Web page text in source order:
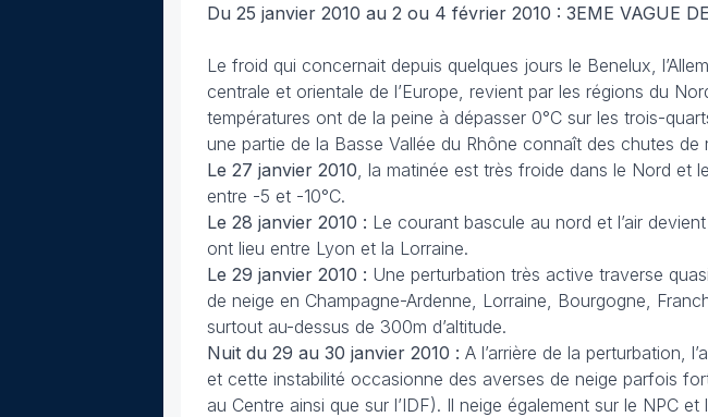
Du 25 janvier 2010 au 2 ou 4 février 2010 : 3EME VAGUE
Le froid qui concernait depuis quelques jours le Benelux,
centrale et orientale de l’Europe, revient par les régions du
températures ont de la peine à dépasser 0°C sur les trois-
une partie de la Basse Vallée du Rhône connaît des chutes de
Le 27 janvier 2010 , la matinée est très froide dans le Nord
entre -5 et -10°C.
Le 28 janvier 2010 : Le courant bascule au nord et l’air
ont lieu entre Lyon et la Lorraine.
Le 29 janvier 2010 : Une perturbation très active traverse
de neige en Champagne-Ardenne, Lorraine, Bourgogne,
surtout au-dessus de 300m d’altitude.
Nuit du 29 au 30 janvier 2010 : A l’arrière de la perturbation,
et cette instabilité occasionne des averses de neige parfois
au Centre ainsi que sur l’IDF). Il neige également sur le NPC et